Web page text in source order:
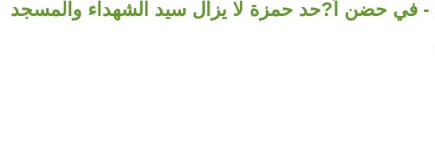
- في حضن اُ?حد حمزة لا يزال سيد الشهداء والمسجد